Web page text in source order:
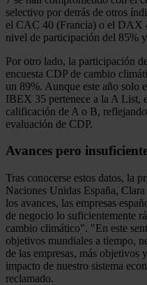
selectivo por detrás de otros
el CAC 40 (Francia) o el DAX
nivel de participación del 85%
Por otro lado, la participación
encuesta CDP de cambio
un 89%. Aunque este año solo
IBEX 35 pertenece a la A List,
calificación de A o B,
evaluación de CDP.
Avances pero
Tras conocerse estos datos, la
Naciones Unidas España,
los avances, las empresas
de negocio lo suficientemente
cambio climático". "En este
objetivos mundiales a tiempo,
de las empresas, más objetivos
impacto de nuestro sistema
reclamado.